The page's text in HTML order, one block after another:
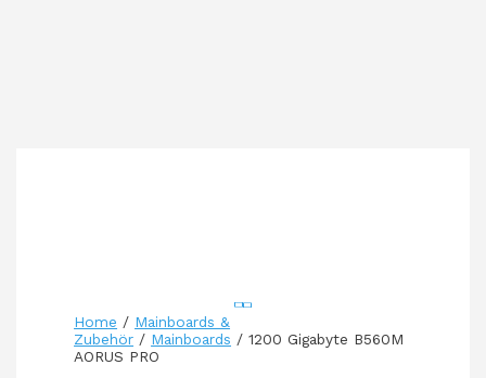
Home / Mainboards &
Zubehör / Mainboards / 1200 Gigabyte B560M
AORUS PRO